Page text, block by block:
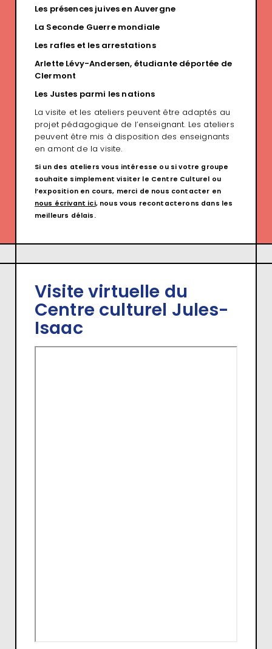
Les présences juives en Auvergne
La Seconde Guerre mondiale
Les rafles et les arrestations
Arlette Lévy-Andersen, étudiante déportée de
Clermont
Les Justes parmi les nations
La visite et les ateliers peuvent être adaptés au
projet pédagogique de l’enseignant. Les ateliers
peuvent être mis à disposition des enseignants
en amont de la visite.
Si un des ateliers vous intéresse ou si votre groupe
souhaite simplement visiter le Centre Culturel ou
l’exposition en cours, merci de nous contacter en
nous écrivant ici, nous vous recontacterons dans les
meilleurs délais.
Visite virtuelle du
Centre culturel Jules-
Isaac